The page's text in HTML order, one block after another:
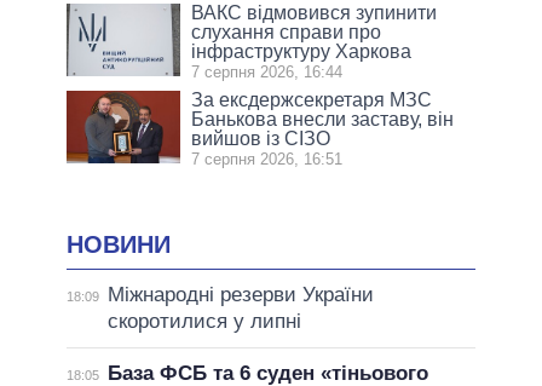
ВАКС відмовився зупинити
слухання справи про
інфраструктуру Харкова
7 серпня 2026, 16:44
За ексдержсекретаря МЗС
Банькова внесли заставу, він
вийшов із СІЗО
7 серпня 2026, 16:51
НОВИНИ
18:09
Міжнародні резерви України
скоротилися у липні
18:05
База ФСБ та 6 суден «тіньового